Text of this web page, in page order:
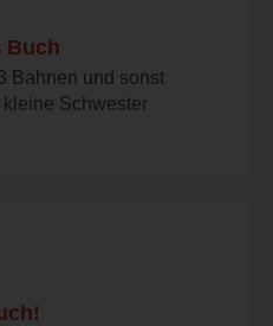
Buch
Bahnen und sonst
kleine Schwester